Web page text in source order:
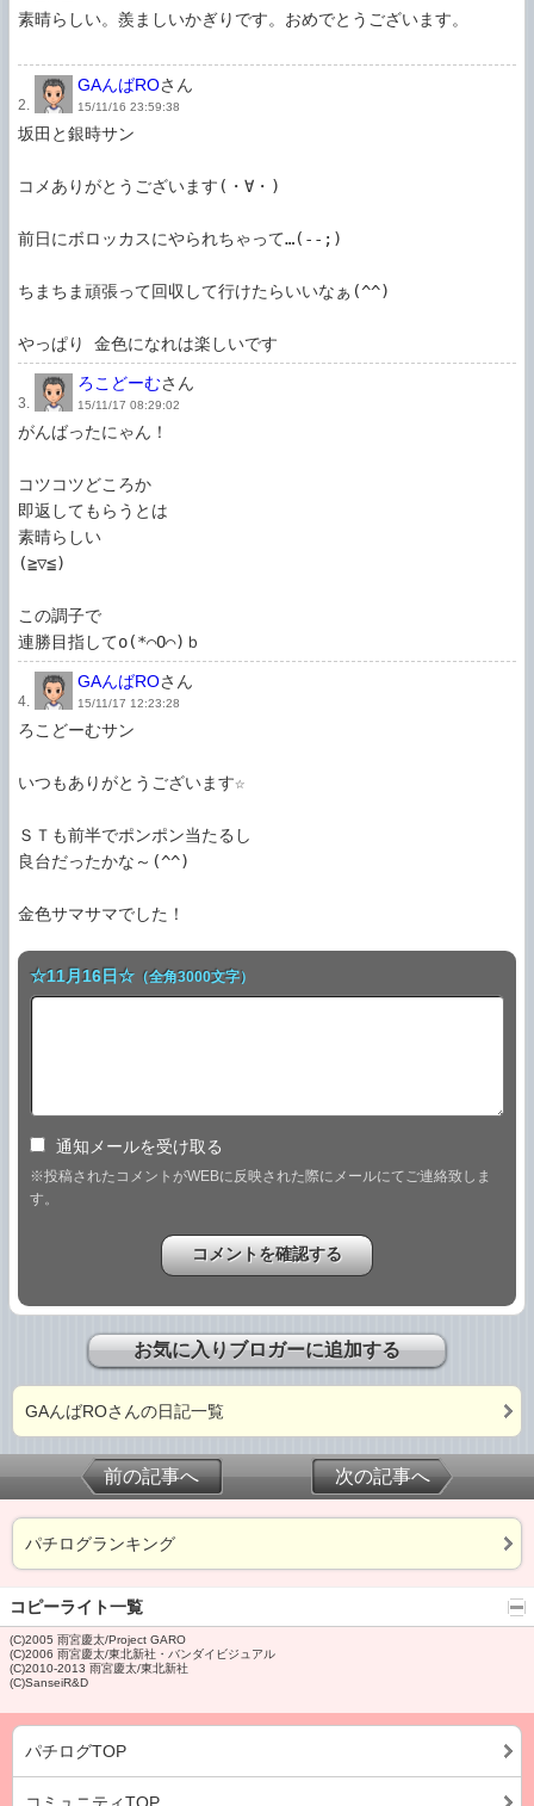
素晴らしい。羨ましいかぎりです。おめでとうございます。
2.
GAんばROさん
15/11/16 23:59:38
坂田と銀時サン
コメありがとうございます(・∀・)
前日にボロッカスにやられちゃって…(--;)
ちまちま頑張って回収して行けたらいいなぁ(^^)
やっぱり 金色になれは楽しいです
3.
ろこどーむさん
15/11/17 08:29:02
がんばったにゃん！
コツコツどころか
即返してもらうとは
素晴らしい
(≧▽≦)
この調子で
連勝目指してo(*⌒O⌒)ｂ
4.
GAんばROさん
15/11/17 12:23:28
ろこどーむサン
いつもありがとうございます☆
ＳＴも前半でポンポン当たるし
良台だったかな～(^^)
☆11月16日☆ （全角3000文字）
通知メールを受け取る
※投稿されたコメントがWEBに反映された際にメールにてご連絡致しま
す。
お気に入りブロガーに追加する
GAんばROさんの日記一覧
前の記事へ 次の記事へ
パチログランキング
コピーライト一覧
(C)2005 雨宮慶太/Project GARO
(C)2006 雨宮慶太/東北新社・バンダイビジュアル
(C)2010-2013 雨宮慶太/東北新社
(C)SanseiR&D
パチログTOP